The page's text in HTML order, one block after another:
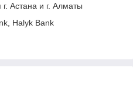
Астана и г. Алматы
Halyk Bank